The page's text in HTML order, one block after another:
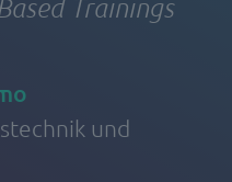
Trainings
und